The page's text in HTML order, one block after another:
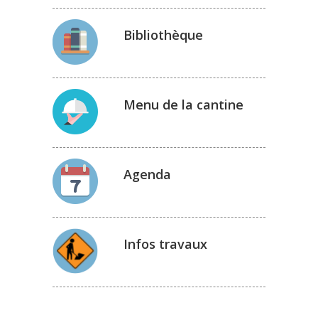
Bibliothèque
Menu de la cantine
Agenda
Infos travaux